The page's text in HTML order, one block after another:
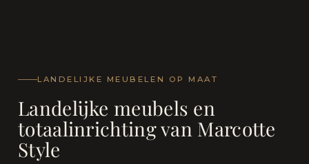
LANDELIJKE MEUBELEN OP MAAT
Landelijke meubels en
totaalinrichting van Marcotte
Style